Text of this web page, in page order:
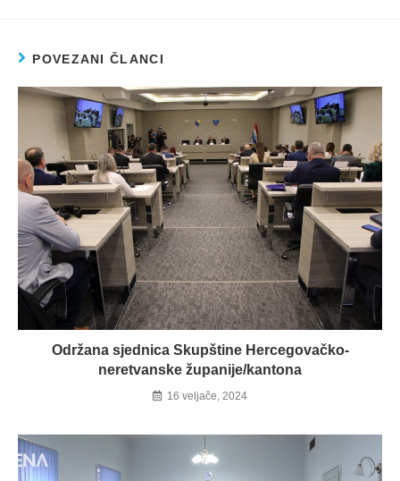
POVEZANI ČLANCI
Održana sjednica Skupštine Hercegovačko-
neretvanske županije/kantona
16 veljače, 2024